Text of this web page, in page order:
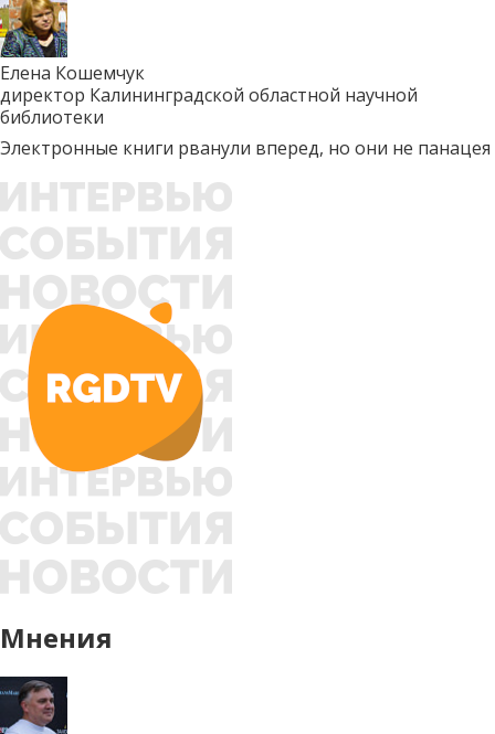
Елена Кошемчук
директор Калининградской областной научной
библиотеки
Электронные книги рванули вперед, но они не панацея
Мнения